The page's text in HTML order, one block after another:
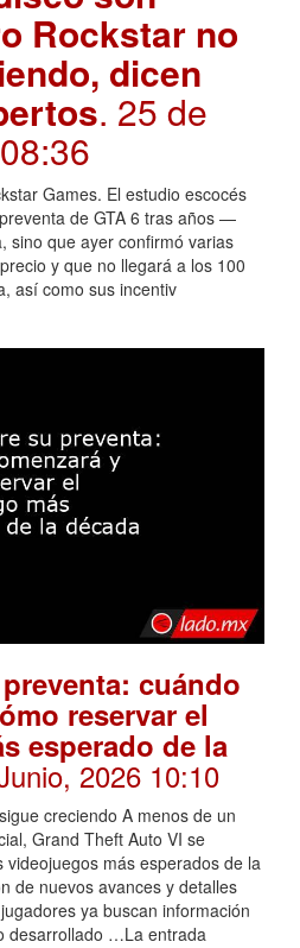
Rockstar no
dicen
. 25 de
Games. El estudio escocés
de GTA 6 tras años —
que ayer confirmó varias
y que no llegará a los 100
así como sus incentiv
cuándo
reservar el
esperado de la
2026 10:10
creciendo A menos de un
Grand Theft Auto VI se
videojuegos más esperados de la
de nuevos avances y detalles
ya buscan información
desarrollado …La entrada